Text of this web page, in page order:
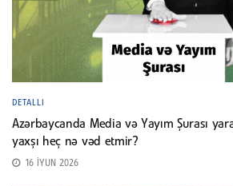
DETALLI
Azərbaycanda Media və Yayım Şurası
yaxşı heç nə vəd etmir?
16 İYUN 2026